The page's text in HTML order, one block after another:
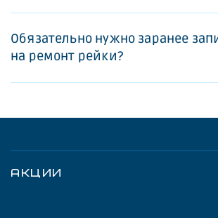
Обязательно нужно заранее
на ремонт рейки?
АКЦИИ